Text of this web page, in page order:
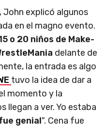
John explicó algunos
en el magno evento.
o 20 niños de Make-
delante de
la entrada es algo
tuvo la idea de dar a
momento y la
llegan a ver. Yo estaba
genial". Cena fue